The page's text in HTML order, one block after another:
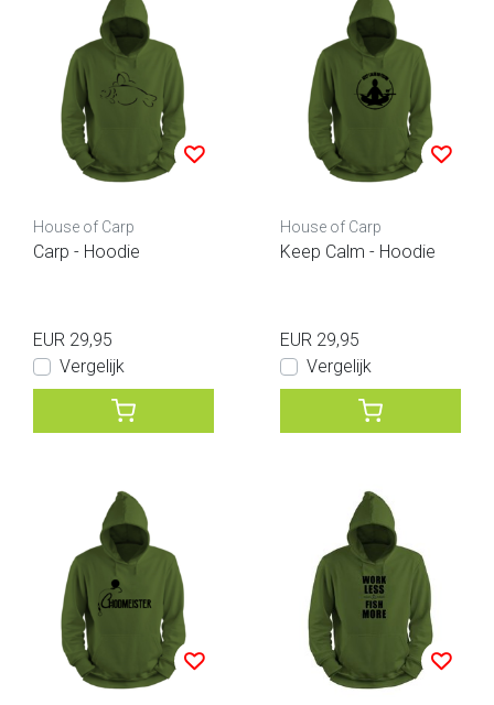
House of Carp
Carp - Hoodie
EUR 29,95
Vergelijk
House of Carp
Keep Calm - Hoodie
EUR 29,95
Vergelijk